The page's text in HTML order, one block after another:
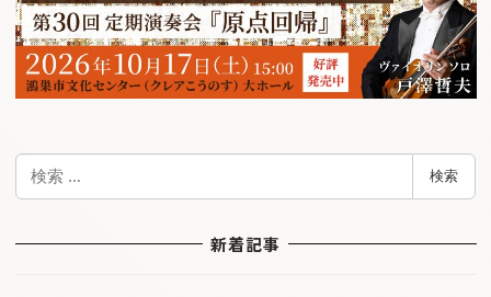
検
検索
新着記事